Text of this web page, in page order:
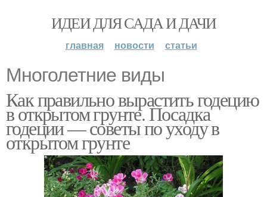
ИДЕИ ДЛЯ САДА И ДАЧИ
главная новости статьи
Многолетние виды
Как правильно вырастить годецию
в открытом грунте. Посадка
годеции — советы по уходу в
открытом грунте